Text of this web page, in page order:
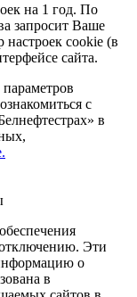
на 1 год. По
запросит Ваше
настроек cookie (в
сайта.
с
в
Эти
о
в